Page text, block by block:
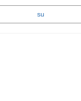
su